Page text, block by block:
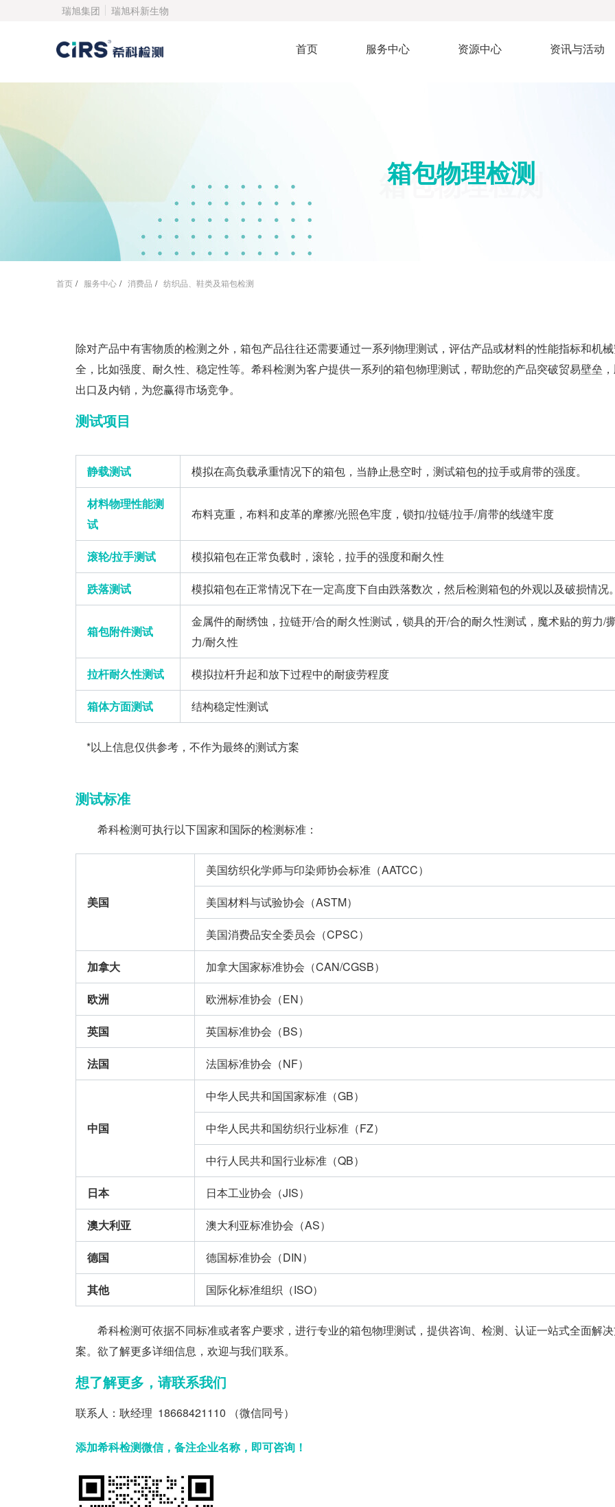
瑞旭集团 瑞旭科新生物
首页 服务中心 资源中心 资讯与活动
箱包物理检测
箱包物理检测
首页 / 服务中心 / 消费品 / 纺织品、鞋类及箱包检测
除对产品中有害物质的检测之外，箱包产品往往还需要通过一系列物理测试，评估产品或材料的性能指标和机
全，比如强度、耐久性、稳定性等。希科检测为客户提供一系列的箱包物理测试，帮助您的产品突破贸易壁垒
出口及内销，为您赢得市场竞争。
测试项目
静载测试 模拟在高负载承重情况下的箱包，当静止悬空时，测试箱包的拉手或肩带的强度。
材料物理性能测
试
布料克重，布料和皮革的摩擦/光照色牢度，锁扣/拉链/拉手/肩带的线缝牢度
滚轮/拉手测试 模拟箱包在正常负载时，滚轮，拉手的强度和耐久性
跌落测试 模拟箱包在正常情况下在一定高度下自由跌落数次，然后检测箱包的外观以及破损情况
箱包附件测试
金属件的耐绣蚀，拉链开/合的耐久性测试，锁具的开/合的耐久性测试，魔术贴的剪力/
力/耐久性
拉杆耐久性测试 模拟拉杆升起和放下过程中的耐疲劳程度
箱体方面测试 结构稳定性测试
*以上信息仅供参考，不作为最终的测试方案
测试标准
希科检测可执行以下国家和国际的检测标准：
美国
美国纺织化学师与印染师协会标准（AATCC）
美国材料与试验协会（ASTM）
美国消费品安全委员会（CPSC）
加拿大 加拿大国家标准协会（CAN/CGSB）
欧洲 欧洲标准协会（EN）
英国 英国标准协会（BS）
法国 法国标准协会（NF）
中国
中华人民共和国国家标准（GB）
中华人民共和国纺织行业标准（FZ）
中行人民共和国行业标准（QB）
日本 日本工业协会（JIS）
澳大利亚 澳大利亚标准协会（AS）
德国 德国标准协会（DIN）
其他 国际化标准组织（ISO）
希科检测可依据不同标准或者客户要求，进行专业的箱包物理测试，提供咨询、检测、认证一站式全面解
案。欲了解更多详细信息，欢迎与我们联系。
想了解更多，请联系我们
联系人：耿经理 18668421110 （微信同号）
添加希科检测微信，备注企业名称，即可咨询！